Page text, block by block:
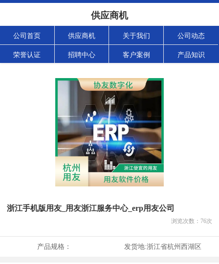
供应商机
公司首页 供应商机 关于我们 公司动态
荣誉认证 招聘中心 客户案例 产品知识
浙江手机版用友_用友浙江服务中心_erp用友公司
浏览次数： 76次
产品规格： 发货地:浙江省杭州西湖区